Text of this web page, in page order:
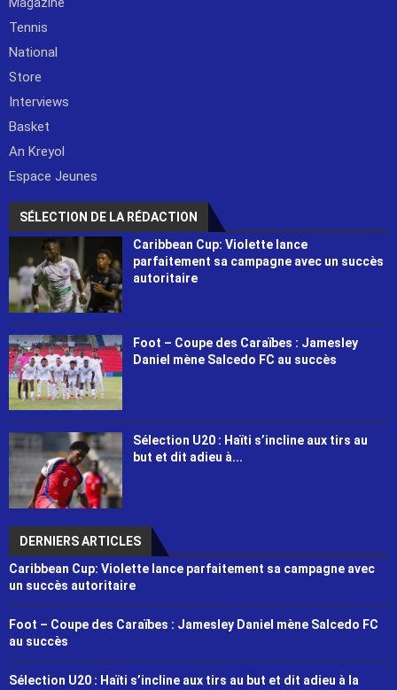
Tennis
National
Store
Interviews
Basket
An Kreyol
Espace Jeunes
SÉLECTION DE LA RÉDACTION
Caribbean Cup: Violette lance
parfaitement sa campagne avec un succès
autoritaire
Foot – Coupe des Caraïbes : Jamesley
Daniel mène Salcedo FC au succès
Sélection U20 : Haïti s’incline aux tirs au
but et dit adieu à...
DERNIERS ARTICLES
Caribbean Cup: Violette lance parfaitement sa campagne avec
un succès autoritaire
Foot – Coupe des Caraïbes : Jamesley Daniel mène Salcedo FC
au succès
Sélection U20 : Haïti s’incline aux tirs au but et dit adieu à la